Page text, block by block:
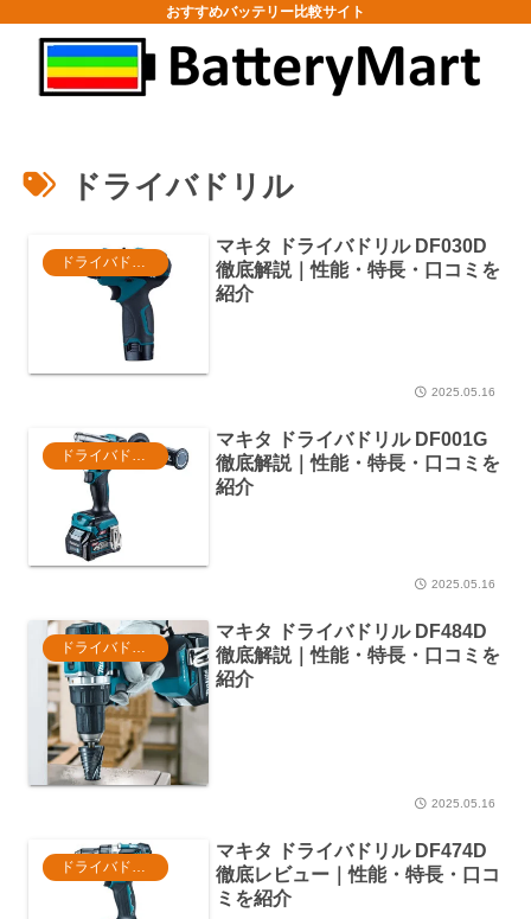
おすすめバッテリー比較サイト
ドライバドリル
ドライバドリル
マキタ ドライバドリル DF030D
徹底解説｜性能・特長・口コミを
紹介
2025.05.16
マキタ ドライバドリル DF001G
徹底解説｜性能・特長・口コミを
紹介
2025.05.16
ドライバドリル
マキタ ドライバドリル DF484D
徹底解説｜性能・特長・口コミを
紹介
2025.05.16
ドライバドリル
マキタ ドライバドリル DF474D
徹底レビュー｜性能・特長・口コ
ミを紹介